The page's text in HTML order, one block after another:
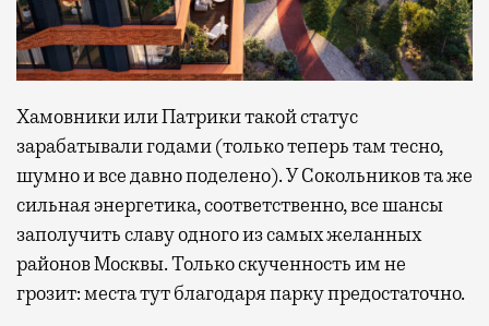
Хамовники или Патрики такой статус
зарабатывали годами (только теперь там тесно,
шумно и все давно поделено). У Сокольников та же
сильная энергетика, соответственно, все шансы
заполучить славу одного из самых желанных
районов Москвы. Только скученность им не
грозит: места тут благодаря парку предостаточно.